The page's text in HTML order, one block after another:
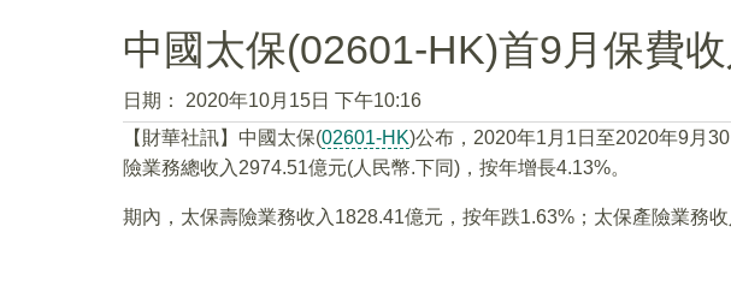
中國太保(02601-HK)首9月保費
日期：
2020年10月15日 下午10:16
【財華社訊】中國太保(02601-HK)公布，2020年1月1日至2020年9月
險業務總收入2974.51億元(人民幣.下同)，按年增長4.13%。
期內，太保壽險業務收入1828.41億元，按年跌1.63%；太保產險業務